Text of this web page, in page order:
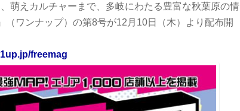
萌えカルチャーまで、多岐にわたる豊富な秋葉原の情
ワンナップ）の第8号が12月10日（木）より配布開
freemag